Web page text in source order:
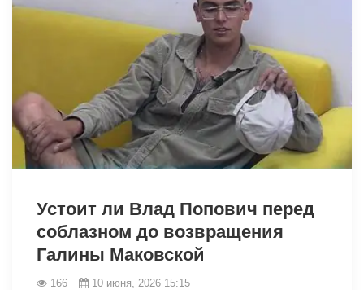
Устоит ли Влад Попович перед
соблазном до возвращения
Галины Маковской
166 10 июня, 2026 15:15